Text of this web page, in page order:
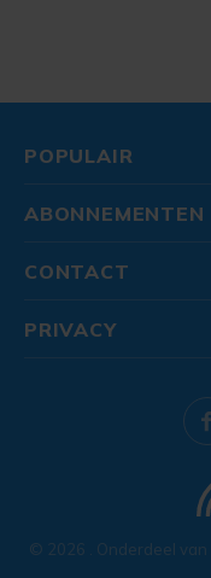
POPULAIR
ABONNEMENTEN
CONTACT
© 2026 . Onderdeel van
PRIVACY